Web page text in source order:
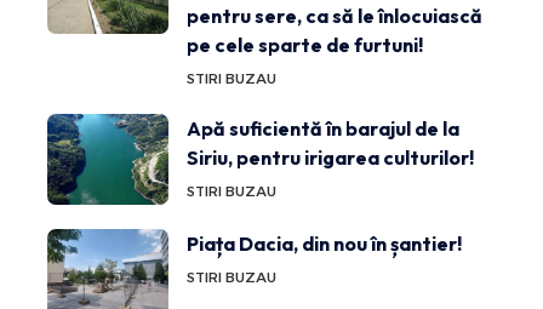
pentru sere, ca să le înlocuiască
pe cele sparte de furtuni!
STIRI BUZAU
Apă suficientă în barajul de la
Siriu, pentru irigarea culturilor!
STIRI BUZAU
Piața Dacia, din nou în șantier!
STIRI BUZAU